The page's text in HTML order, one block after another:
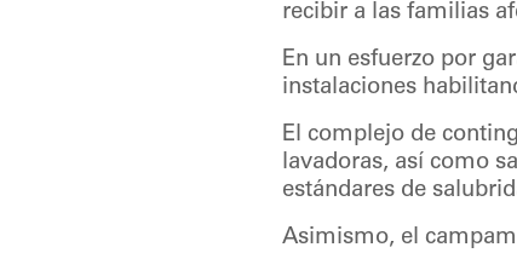
recibir a las familias
En un esfuerzo por
instalaciones
El complejo de
lavadoras, así como
estándares de
Asimismo, el